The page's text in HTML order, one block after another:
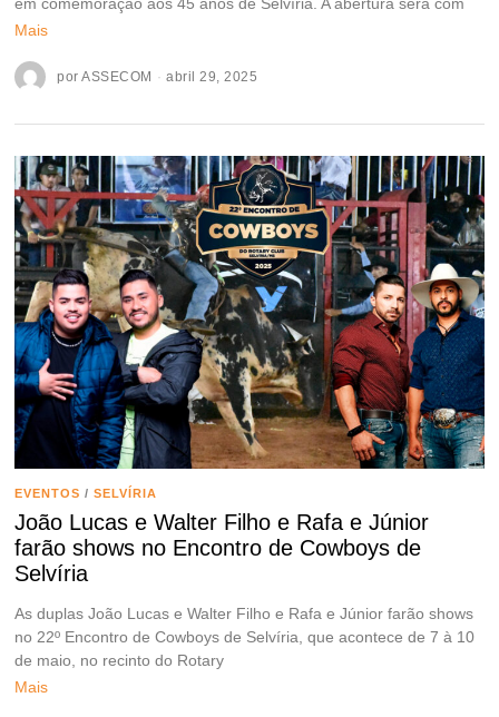
em comemoração aos 45 anos de Selvíria. A abertura será com
Mais
porASSECOM abril 29, 2025
EVENTOS / SELVÍRIA
João Lucas e Walter Filho e Rafa e Júnior
farão shows no Encontro de Cowboys de
Selvíria
As duplas João Lucas e Walter Filho e Rafa e Júnior farão shows
no 22º Encontro de Cowboys de Selvíria, que acontece de 7 à 10
de maio, no recinto do Rotary
Mais